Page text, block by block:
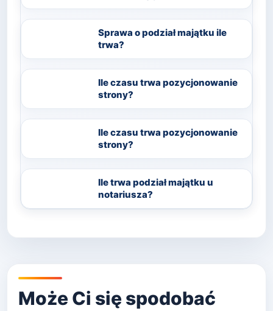
Sprawa o podział majątku ile
trwa?
Ile czasu trwa pozycjonowanie
strony?
Ile czasu trwa pozycjonowanie
strony?
Ile trwa podział majątku u
notariusza?